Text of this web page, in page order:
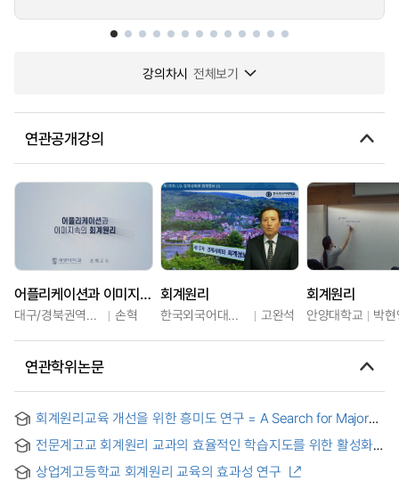
강의차시 전체보기
연관공개강의
어플리케이션과 이미지속의 회계원리
대구/경북권역센터 손혁
회계원리
한국외국어대학교 고완석
회계원리
안양대학교 박
연관학위논문
회계원리교육 개선을 위한 흥미도 연구 = A Search for Major
Factors having on Influence upon Accounting Principle
Education
전문계고교 회계원리 교과의 효율적인 학습지도를 위한 활성화
방안에 관한 연구 : 태백, 정선지역을 중심으로
상업계고등학교 회계원리 교육의 효과성 연구